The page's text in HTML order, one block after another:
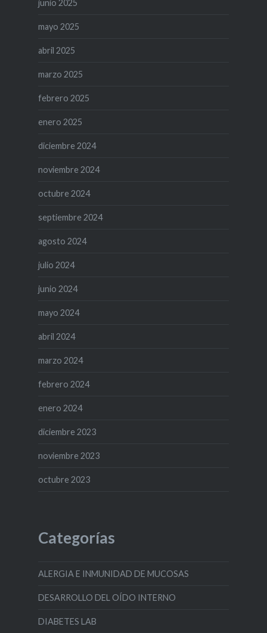
junio 2025
mayo 2025
abril 2025
marzo 2025
febrero 2025
enero 2025
diciembre 2024
noviembre 2024
octubre 2024
septiembre 2024
agosto 2024
julio 2024
junio 2024
mayo 2024
abril 2024
marzo 2024
febrero 2024
enero 2024
diciembre 2023
noviembre 2023
octubre 2023
Categorías
ALERGIA E INMUNIDAD DE MUCOSAS
DESARROLLO DEL OÍDO INTERNO
DIABETES LAB